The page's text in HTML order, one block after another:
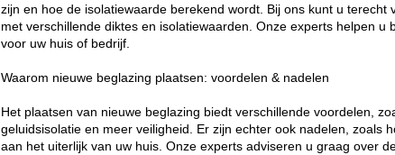
zijn en hoe de isolatiewaarde berekend wordt. Bij ons kunt u terecht
met verschillende diktes en isolatiewaarden. Onze experts helpen u
voor uw huis of bedrijf.
Waarom nieuwe beglazing plaatsen: voordelen & nadelen
Het plaatsen van nieuwe beglazing biedt verschillende voordelen,
geluidsisolatie en meer veiligheid. Er zijn echter ook nadelen, zoals
aan het uiterlijk van uw huis. Onze experts adviseren u graag over